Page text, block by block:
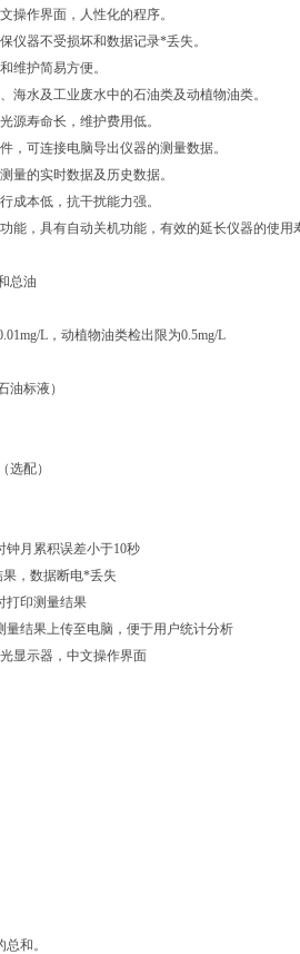
操作界面，人性化的程序。
仪器不受损坏和数据记录*丢失。
维护简易方便。
海水及工业废水中的石油类及动植物油类。
源寿命长，维护费用低。
，可连接电脑导出仪器的测量数据。
量的实时数据及历史数据。
成本低，抗干扰能力强。
能，具有自动关机功能，有效的延长仪器的使用
总油
L，动植物油类检出限为0.5mg/L
油标液）
选配）
月累积误差小于10秒
果，数据断电*丢失
印测量结果
量结果上传至电脑，便于用户统计分析
显示器，中文操作界面
和。